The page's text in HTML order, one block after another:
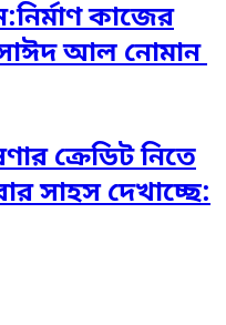
কাজের
সাঈদ আল নোমান
ক্রেডিট নিতে
সাহস দেখাচ্ছে: